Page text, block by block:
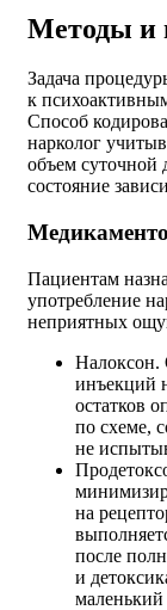
Методы и
Задача
к
Способ
нарколог
объем суточной
состояние
Пациентам
употребление
неприятных
Налоксон.
инъекций
остатков
по схеме,
не
на
после
и
маленький